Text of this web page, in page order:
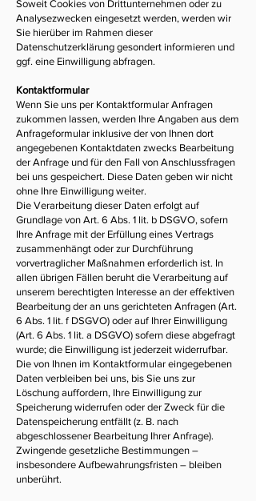
Soweit Cookies von Drittunternehmen oder zu
Analysezwecken eingesetzt werden, werden wir
Sie hierüber im Rahmen dieser
Datenschutzerklärung gesondert informieren und
ggf. eine Einwilligung abfragen.
Kontaktformular
Wenn Sie uns per Kontaktformular Anfragen
zukommen lassen, werden Ihre Angaben aus dem
Anfrageformular inklusive der von Ihnen dort
angegebenen Kontaktdaten zwecks Bearbeitung
der Anfrage und für den Fall von Anschlussfragen
bei uns gespeichert. Diese Daten geben wir nicht
ohne Ihre Einwilligung weiter.
Die Verarbeitung dieser Daten erfolgt auf
Grundlage von Art. 6 Abs. 1 lit. b DSGVO, sofern
Ihre Anfrage mit der Erfüllung eines Vertrags
zusammenhängt oder zur Durchführung
vorvertraglicher Maßnahmen erforderlich ist. In
allen übrigen Fällen beruht die Verarbeitung auf
unserem berechtigten Interesse an der effektiven
Bearbeitung der an uns gerichteten Anfragen (Art.
6 Abs. 1 lit. f DSGVO) oder auf Ihrer Einwilligung
(Art. 6 Abs. 1 lit. a DSGVO) sofern diese abgefragt
wurde; die Einwilligung ist jederzeit widerrufbar.
Die von Ihnen im Kontaktformular eingegebenen
Daten verbleiben bei uns, bis Sie uns zur
Löschung auffordern, Ihre Einwilligung zur
Speicherung widerrufen oder der Zweck für die
Datenspeicherung entfällt (z. B. nach
abgeschlossener Bearbeitung Ihrer Anfrage).
Zwingende gesetzliche Bestimmungen –
insbesondere Aufbewahrungsfristen – bleiben
unberührt.